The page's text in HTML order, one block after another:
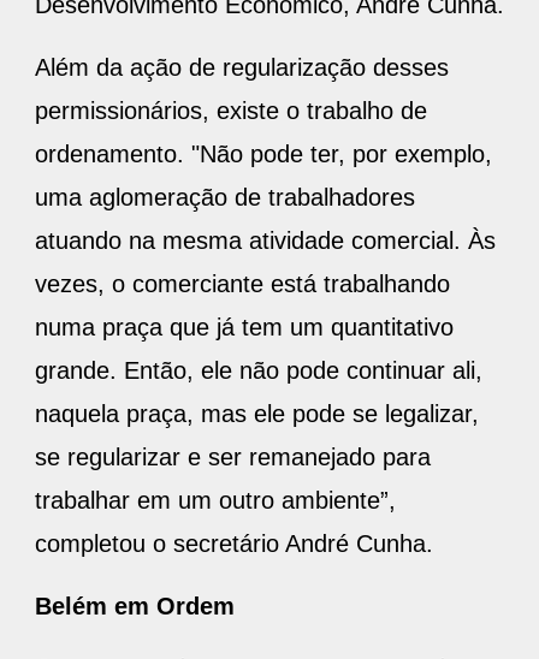
Além da ação de regularização desses
permissionários, existe o trabalho de
ordenamento. "Não pode ter, por exemplo,
uma aglomeração de trabalhadores
atuando na mesma atividade comercial. Às
vezes, o comerciante está trabalhando
numa praça que já tem um quantitativo
grande. Então, ele não pode continuar ali,
naquela praça, mas ele pode se legalizar,
se regularizar e ser remanejado para
trabalhar em um outro ambiente”,
completou o secretário André Cunha.
Belém em Ordem